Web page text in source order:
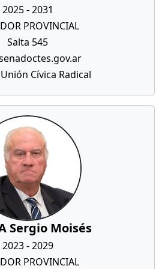
2025 - 2031
PROVINCIAL
Salta 545
Cívica Radical
Sergio Moisés
2023 - 2029
PROVINCIAL